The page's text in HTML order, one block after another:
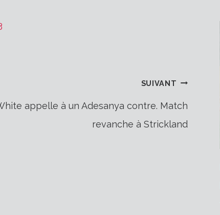
SUIVANT
appelle à un Adesanya contre. Match
revanche à Strickland